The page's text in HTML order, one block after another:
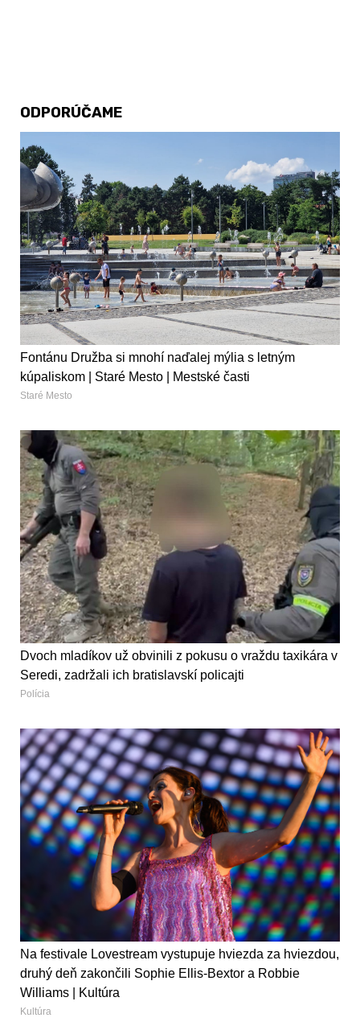
ODPORÚČAME
Fontánu Družba si mnohí naďalej mýlia s letným
kúpaliskom | Staré Mesto | Mestské časti
Staré Mesto
Dvoch mladíkov už obvinili z pokusu o vraždu taxikára v
Seredi, zadržali ich bratislavskí policajti
Polícia
Na festivale Lovestream vystupuje hviezda za hviezdou,
druhý deň zakončili Sophie Ellis-Bextor a Robbie
Williams | Kultúra
Kultúra